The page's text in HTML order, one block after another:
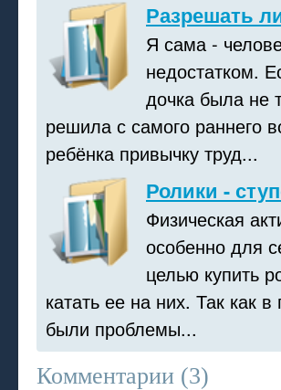
Разрешать
Я сама -
недостатком.
дочка была не
решила с самого раннего
ребёнка привычку труд...
Ролики -
Физическая
особенно для
целью купить
катать ее на них. Так как
были проблемы...
Комментарии (3)